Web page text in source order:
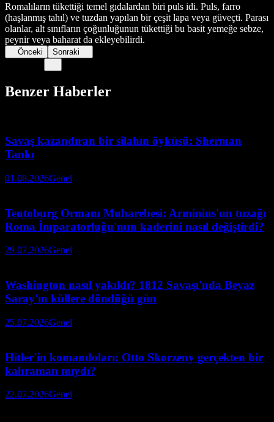
Romalıların tükettiği temel gıdalardan biri puls idi. Puls, farro
(haşlanmış tahıl) ve tuzdan yapılan bir çeşit lapa veya güveçti. Parası
olanlar, alt sınıfların çoğunluğunun tükettiği bu basit yemeğe sebze,
peynir veya baharat da ekleyebilirdi.
Önceki Sonraki
Benzer Haberler
Savaş kazandıran bir silahın öyküsü: Sherman
Tankı
01.08.2026Genel
Teutoburg Ormanı Muharebesi: Arminius'un tuzağı
Roma İmparatorluğu'nun kaderini nasıl değiştirdi?
29.07.2026Genel
Washington nasıl yakıldı? 1812 Savaşı'nda Beyaz
Saray'ın küllere döndüğü gün
25.07.2026Genel
Hitler'in komandoları: Otto Skorzeny gerçekten bir
kahraman mıydı?
22.07.2026Genel